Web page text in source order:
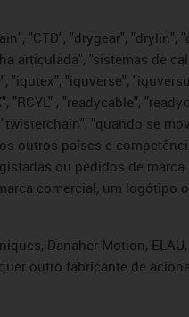
"CTD", "drygear", "drylin",
articulada", "sistemas de
"igutex", "iguverse",
, "readycable",
"quando se
outros países e
ou pedidos de
comercial, um logótipo
Danaher Motion, ELAU,
outro fabricante de